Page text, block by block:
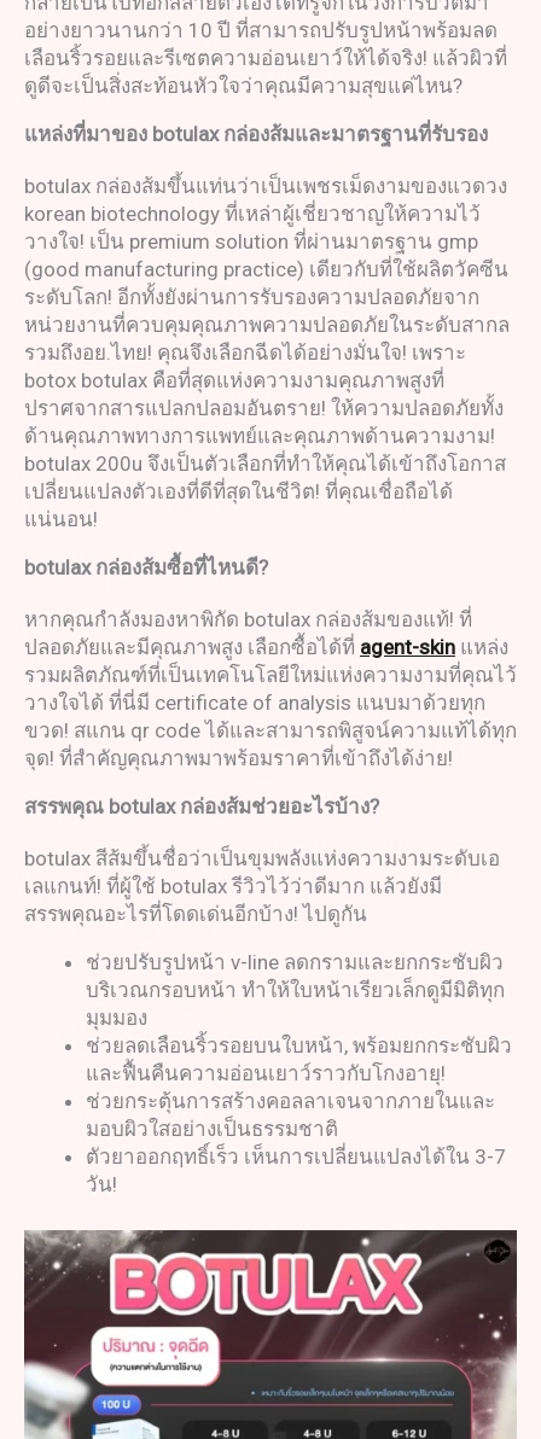
อย่างยาวนานกว่า 10 ปี ที่สามารถปรับรูปหน้าพร้อมลด
เลือนริ้วรอยและรีเซตความอ่อนเยาว์ให้ได้จริง! แล้วผิวที่
ดูดีจะเป็นสิ่งสะท้อนหัวใจว่าคุณมีความสุขแค่ไหน?
แหล่งที่มาของ botulax กล่องส้มและมาตรฐานที่รับรอง
botulax กล่องส้มขึ้นแท่นว่าเป็นเพชรเม็ดงามของแวดวง
korean biotechnology ที่เหล่าผู้เชี่ยวชาญให้ความไว้
วางใจ! เป็น premium solution ที่ผ่านมาตรฐาน gmp
(good manufacturing practice) เดียวกับที่ใช้ผลิตวัคซีน
ระดับโลก! อีกทั้งยังผ่านการรับรองความปลอดภัยจาก
หน่วยงานที่ควบคุมคุณภาพความปลอดภัยในระดับสากล
รวมถึงอย.ไทย! คุณจึงเลือกฉีดได้อย่างมั่นใจ! เพราะ
botox botulax คือที่สุดแห่งความงามคุณภาพสูงที่
ปราศจากสารแปลกปลอมอันตราย! ให้ความปลอดภัยทั้ง
ด้านคุณภาพทางการแพทย์และคุณภาพด้านความงาม!
botulax 200u จึงเป็นตัวเลือกที่ทำให้คุณได้เข้าถึงโอกาส
เปลี่ยนแปลงตัวเองที่ดีที่สุดในชีวิต! ที่คุณเชื่อถือได้
แน่นอน!
botulax กล่องส้มซื้อที่ไหนดี?
หากคุณกำลังมองหาพิกัด botulax กล่องส้มของแท้! ที่
ปลอดภัยและมีคุณภาพสูง เลือกซื้อได้ที่ agent-skin แหล่ง
รวมผลิตภัณฑ์ที่เป็นเทคโนโลยีใหม่แห่งความงามที่คุณไว้
วางใจได้ ที่นี่มี certificate of analysis แนบมาด้วยทุก
ขวด! สแกน qr code ได้และสามารถพิสูจน์ความแท้ได้ทุก
จุด! ที่สำคัญคุณภาพมาพร้อมราคาที่เข้าถึงได้ง่าย!
สรรพคุณ botulax กล่องส้มช่วยอะไรบ้าง?
botulax สีส้มขึ้นชื่อว่าเป็นขุมพลังแห่งความงามระดับเอ
เลแกนท์! ที่ผู้ใช้ botulax รีวิวไว้ว่าดีมาก แล้วยังมี
สรรพคุณอะไรที่โดดเด่นอีกบ้าง! ไปดูกัน
ช่วยปรับรูปหน้า v-line ลดกรามและยกกระชับผิว
บริเวณกรอบหน้า ทำให้ใบหน้าเรียวเล็กดูมีมิติทุก
มุมมอง
ช่วยลดเลือนริ้วรอยบนใบหน้า, พร้อมยกกระชับผิว
และฟื้นคืนความอ่อนเยาว์ราวกับโกงอายุ!
ช่วยกระตุ้นการสร้างคอลลาเจนจากภายในและ
มอบผิวใสอย่างเป็นธรรมชาติ
ตัวยาออกฤทธิ์เร็ว เห็นการเปลี่ยนแปลงได้ใน 3-7
วัน!